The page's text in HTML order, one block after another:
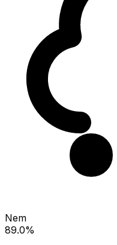
Nem
89.0%